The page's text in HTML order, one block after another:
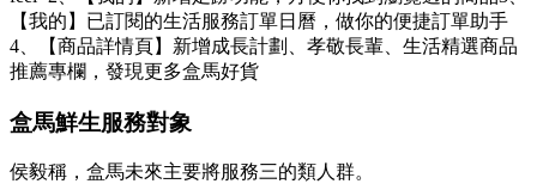
【我的】已訂閱的生活服務訂單日曆，做你的便捷訂單助手
4、【商品詳情頁】新增成長計劃、孝敬長輩、生活精選商品
推薦專欄，發現更多盒馬好貨
盒馬鮮生服務對象
侯毅稱，盒馬未來主要將服務三的類人群。